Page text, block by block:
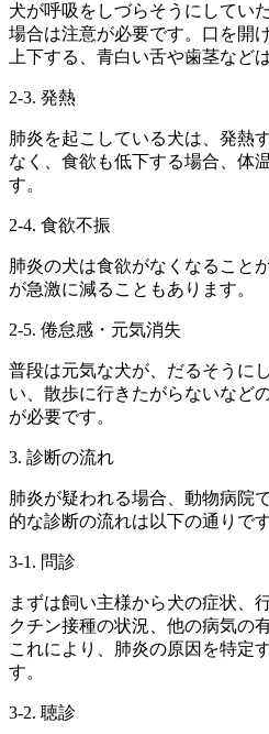
犬が呼吸をしづらそうにしてい
場合は注意が必要です。口を開
上下する、青白い舌や歯茎など
2-3. 発熱
肺炎を起こしている犬は、発熱
なく、食欲も低下する場合、体
す。
2-4. 食欲不振
肺炎の犬は食欲がなくなること
が急激に減ることもあります。
2-5. 倦怠感・元気消失
普段は元気な犬が、だるそうに
い、散歩に行きたがらないなど
が必要です。
3. 診断の流れ
肺炎が疑われる場合、動物病院
的な診断の流れは以下の通りです
3-1. 問診
まずは飼い主様から犬の症状、
クチン接種の状況、他の病気の
これにより、肺炎の原因を特定
す。
3-2. 聴診